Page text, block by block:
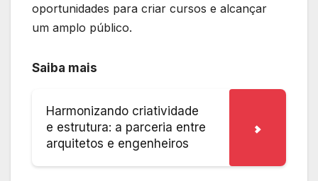
oportunidades para criar cursos e alcançar
um amplo público.
Saiba mais
Harmonizando criatividade
e estrutura: a parceria entre
arquitetos e engenheiros